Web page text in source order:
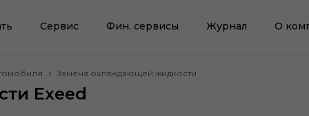
Сервис Фин. сервисы Журнал О
Замена охлаждающей жидкости
Exeed